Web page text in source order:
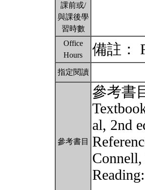
課前或/
與課後學
習時數
Office
Hours
備註：
指定閱讀
參考書目
參考書
al, 2nd